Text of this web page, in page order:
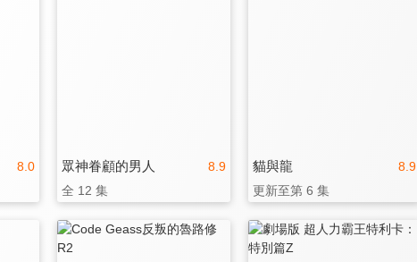
8.0 8.9
眾神眷顧的男人
全 12 集
8.9
貓與龍
更新至第 6 集